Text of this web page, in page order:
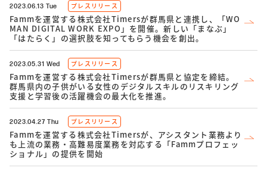
2023.06.13 Tue プレスリリース
Fammを運営する株式会社Timersが群馬県と連携し、「WO
MAN DIGITAL WORK EXPO」を開催。新しい「まなぶ」
「はたらく」の選択肢を知ってもらう機会を創出。
2023.05.31 Wed プレスリリース
Fammを運営する株式会社Timersが群馬県と協定を締結。
群馬県内の子供がいる女性のデジタルスキルのリスキリング
支援と学習後の活躍機会の最大化を推進。
2023.04.27 Thu プレスリリース
Fammを運営する株式会社Timersが、アシスタント業務より
も上流の業務・高難易度業務を対応する「Fammプロフェッ
ショナル」の提供を開始